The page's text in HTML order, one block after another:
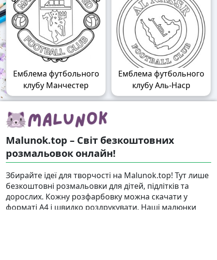
Емблема футбольного
клубу Манчестер
Емблема футбольного
клубу Аль-Наср
Malunok.top – Світ безкоштовних
розмальовок онлайн!
Збирайте ідеї для творчості на Malunok.top! Тут лише
безкоштовні розмальовки для дітей, підлітків та
дорослих. Кожну розфарбовку можна скачати у
форматі А4 і швидко роздрукувати. Наші малюнки